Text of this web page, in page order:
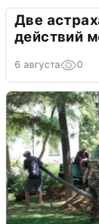
Две
действий
6 августа 0